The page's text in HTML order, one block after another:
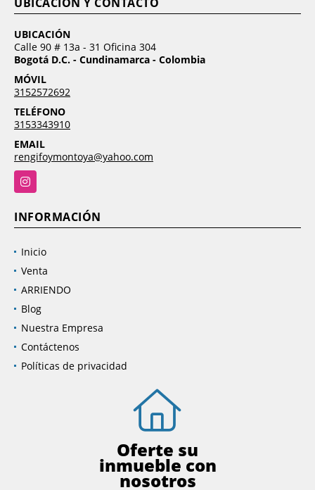
UBICACIÓN
Calle 90 # 13a - 31 Oficina 304
Bogotá D.C. - Cundinamarca - Colombia
MÓVIL
3152572692
TELÉFONO
3153343910
EMAIL
rengifoymontoya@yahoo.com
Instagram
INFORMACIÓN
Inicio
Venta
ARRIENDO
Blog
Nuestra Empresa
Contáctenos
Políticas de privacidad
Oferte su
inmueble con
nosotros